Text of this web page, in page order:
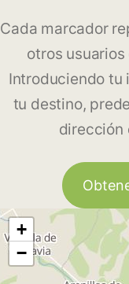
Cada marcador
otros
Introduciendo tu
tu destino,
dirección
+
−